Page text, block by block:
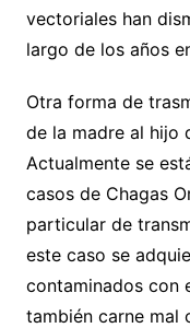
vectoriales han
largo de los años
Otra forma de
de la madre al hijo
Actualmente se
casos de Chagas
particular de
este caso se
contaminados con
también carne mal